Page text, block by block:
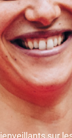
sur